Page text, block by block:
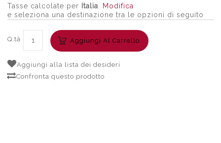
Tasse calcolate per Italia
Modifica
e seleziona una destinazione tra le opzioni di seguito
Q.tà Aggiungi Al Carrello
Aggiungi alla lista dei desideri
Confronta questo prodotto